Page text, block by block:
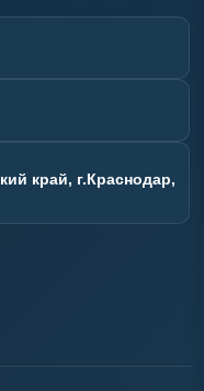
край, г.Краснодар,